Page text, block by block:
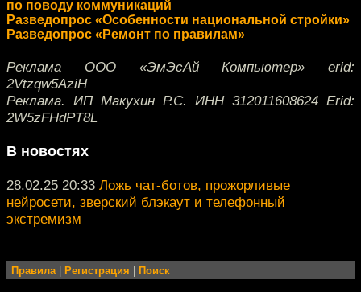
по поводу коммуникаций
Разведопрос «Особенности национальной стройки»
Разведопрос «Ремонт по правилам»
Реклама ООО «ЭмЭсАй Компьютер» erid:
2Vtzqw5AziH
Реклама. ИП Макухин Р.С. ИНН 312011608624 Erid:
2W5zFHdPT8L
В новостях
28.02.25 20:33 Ложь чат-ботов, прожорливые
нейросети, зверский блэкаут и телефонный
экстремизм
Правила| Регистрация Поиск